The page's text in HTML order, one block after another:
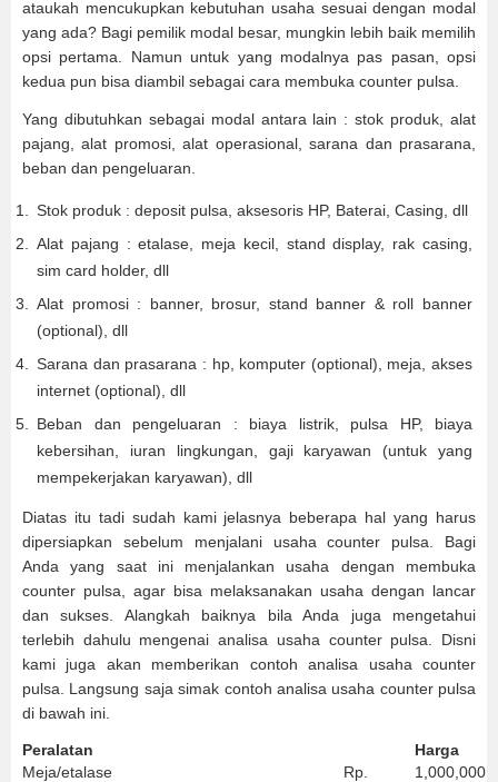
ataukah mencukupkan kebutuhan usaha sesuai dengan modal
yang ada? Bagi pemilik modal besar, mungkin lebih baik memilih
opsi pertama. Namun untuk yang modalnya pas pasan, opsi
kedua pun bisa diambil sebagai cara membuka counter pulsa.
Yang dibutuhkan sebagai modal antara lain : stok produk, alat
pajang, alat promosi, alat operasional, sarana dan prasarana,
beban dan pengeluaran.
Stok produk : deposit pulsa, aksesoris HP, Baterai, Casing, dll
Alat pajang : etalase, meja kecil, stand display, rak casing,
sim card holder, dll
Alat promosi : banner, brosur, stand banner & roll banner
(optional), dll
Sarana dan prasarana : hp, komputer (optional), meja, akses
internet (optional), dll
Beban dan pengeluaran : biaya listrik, pulsa HP, biaya
kebersihan, iuran lingkungan, gaji karyawan (untuk yang
mempekerjakan karyawan), dll
Diatas itu tadi sudah kami jelasnya beberapa hal yang harus
dipersiapkan sebelum menjalani usaha counter pulsa. Bagi
Anda yang saat ini menjalankan usaha dengan membuka
counter pulsa, agar bisa melaksanakan usaha dengan lancar
dan sukses. Alangkah baiknya bila Anda juga mengetahui
terlebih dahulu mengenai analisa usaha counter pulsa. Disni
kami juga akan memberikan contoh analisa usaha counter
pulsa. Langsung saja simak contoh analisa usaha counter pulsa
di bawah ini.
Peralatan
Harga
Meja/etalase
Rp.
1,000,000